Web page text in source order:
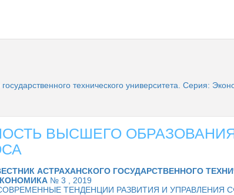
государственного технического университета. Серия:
ВЫСШЕГО
АСТРАХАНСКОГО ГОСУДАРСТВЕННОГО
№ 3 , 2019
ТЕНДЕНЦИИ РАЗВИТИЯ И УПРАВЛЕНИЯ